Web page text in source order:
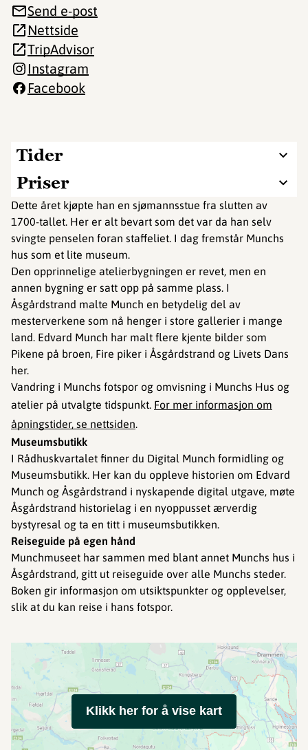
Tider
Priser
Dette året kjøpte han en sjømannsstue fra slutten av
1700-tallet. Her er alt bevart som det var da han selv
svingte penselen foran staffeliet. I dag fremstår Munchs
hus som et lite museum.
Den opprinnelige atelierbygningen er revet, men en
annen bygning er satt opp på samme plass. I
Åsgårdstrand malte Munch en betydelig del av
mesterverkene som nå henger i store gallerier i mange
land. Edvard Munch har malt flere kjente bilder som
Pikene på broen, Fire piker i Åsgårdstrand og Livets Dans
her.
Vandring i Munchs fotspor og omvisning i Munchs Hus og
atelier på utvalgte tidspunkt. For mer informasjon om
åpningstider, se nettsiden.
Museumsbutikk
I Rådhuskvartalet finner du Digital Munch formidling og
Museumsbutikk. Her kan du oppleve historien om Edvard
Munch og Åsgårdstrand i nyskapende digital utgave, møte
Åsgårdstrand historielag i en nyoppusset ærverdig
bystyresal og ta en titt i museumsbutikken.
Reiseguide på egen hånd
Munchmuseet har sammen med blant annet Munchs hus i
Åsgårdstrand, gitt ut reiseguide over alle Munchs steder.
Boken gir informasjon om utsiktspunkter og opplevelser,
slik at du kan reise i hans fotspor.
Send e-post
Nettside
TripAdvisor
Instagram
Facebook
Klikk her for å vise kart